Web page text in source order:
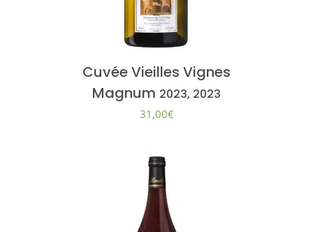
Cuvée Vieilles Vignes
Magnum 2023, 2023
31,00€